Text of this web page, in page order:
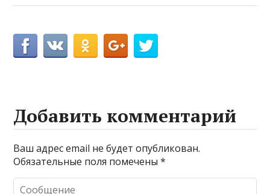
Добавить комментарий
Ваш адрес email не будет опубликован.
Обязательные поля помечены*